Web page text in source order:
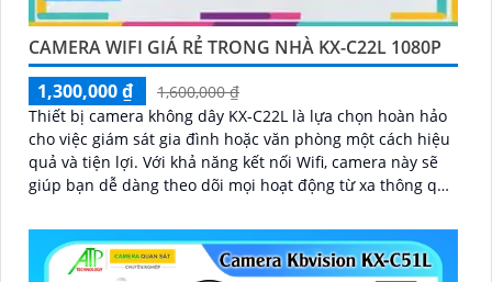
CAMERA WIFI GIÁ RẺ TRONG NHÀ KX-C22L 1080P
1,300,000 ₫
1,600,000 ₫
Thiết bị camera không dây KX-C22L là lựa chọn hoàn hảo
cho việc giám sát gia đình hoặc văn phòng một cách hiệu
quả và tiện lợi. Với khả năng kết nối Wifi, camera này sẽ
giúp bạn dễ dàng theo dõi mọi hoạt động từ xa thông qua